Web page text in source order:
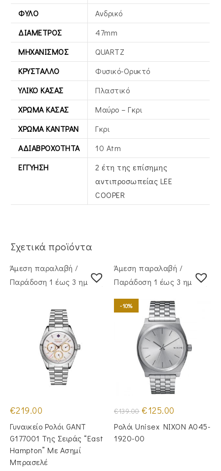
ΦΎΛΟ
Ανδρικό
ΔΙΆΜΕΤΡΟΣ
47mm
ΜΗΧΑΝΙΣΜΌΣ
QUARTZ
ΚΡΎΣΤΑΛΛΟ
Φυσικό-Ορυκτό
ΥΛΙΚΌ ΚΆΣΑΣ
Πλαστικό
ΧΡΏΜΑ ΚΆΣΑΣ
Μαύρο – Γκρι
ΧΡΏΜΑ ΚΑΝΤΡΆΝ
Γκρι
ΑΔΙΑΒΡΟΧΌΤΗΤΑ
10 Atm
ΕΓΓΎΗΣΗ
2 έτη της επίσημης
αντιπροσωπείας LEE
COOPER
Σχετικά προϊόντα
Άμεση παραλαβή /
Παράδoση 1 έως 3 ημέρες
€219.00
Γυναικείο Ρολόι GANT
G177001 Της Σειράς “East
Hampton” Με Ασημί
Μπρασελέ
Άμεση παραλαβή /
Παράδoση 1 έως 3 ημέρες
-10%
€139.00 Original
price
was:
€139.00.
€125.00
τιμή
είναι:
Ρολόι Unisex NIXON A045-
1920-00